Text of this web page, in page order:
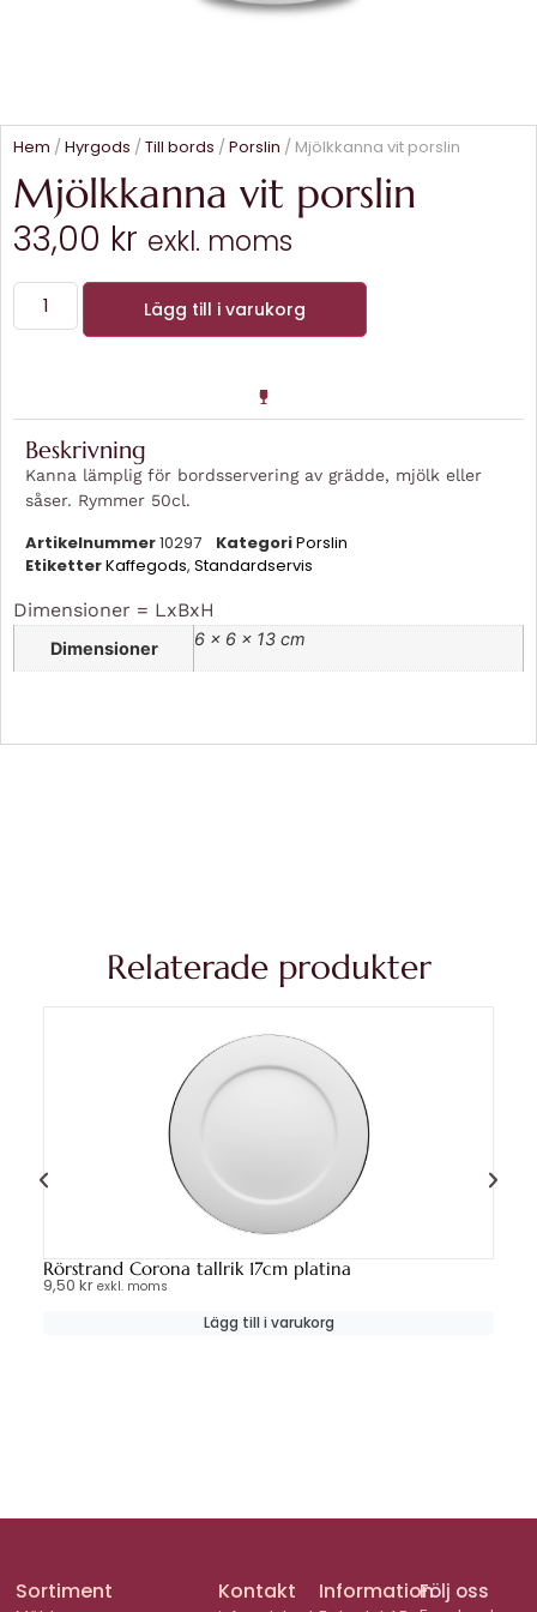
Hem /Hyrgods /Till bords /Porslin / Mjölkkanna vit porslin
Mjölkkanna vit porslin
33,00 kr exkl. moms
Lägg till i varukorg
Beskrivning
Kanna lämplig för bordsservering av grädde, mjölk eller
såser. Rymmer 50cl.
Artikelnummer10297 KategoriPorslin
EtiketterKaffegods, Standardservis
Dimensioner = LxBxH
Dimensioner 6 × 6 × 13 cm
Relaterade produkter
Rörstrand Corona tallrik 17cm platina
9,50 kr exkl. moms
Lägg till i varukorg
Sortiment Kontakt InformationFölj oss